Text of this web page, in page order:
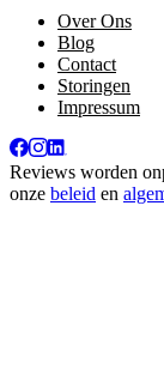
Over Ons
Blog
Contact
Storingen
Impressum
Reviews worden
onze beleid en